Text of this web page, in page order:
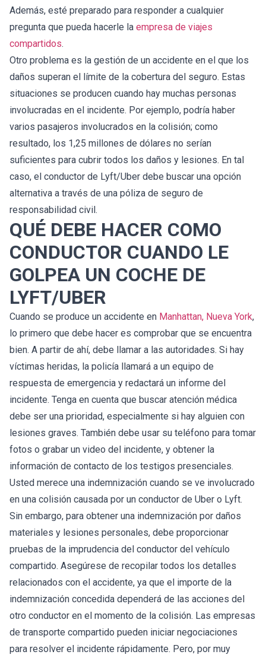
Además, esté preparado para responder a cualquier
pregunta que pueda hacerle la empresa de viajes
compartidos.
Otro problema es la gestión de un accidente en el que los
daños superan el límite de la cobertura del seguro. Estas
situaciones se producen cuando hay muchas personas
involucradas en el incidente. Por ejemplo, podría haber
varios pasajeros involucrados en la colisión; como
resultado, los 1,25 millones de dólares no serían
suficientes para cubrir todos los daños y lesiones. En tal
caso, el conductor de Lyft/Uber debe buscar una opción
alternativa a través de una póliza de seguro de
responsabilidad civil.
QUÉ DEBE HACER COMO
CONDUCTOR CUANDO LE
GOLPEA UN COCHE DE
LYFT/UBER
Cuando se produce un accidente en Manhattan, Nueva York,
lo primero que debe hacer es comprobar que se encuentra
bien. A partir de ahí, debe llamar a las autoridades. Si hay
víctimas heridas, la policía llamará a un equipo de
respuesta de emergencia y redactará un informe del
incidente. Tenga en cuenta que buscar atención médica
debe ser una prioridad, especialmente si hay alguien con
lesiones graves. También debe usar su teléfono para tomar
fotos o grabar un video del incidente, y obtener la
información de contacto de los testigos presenciales.
Usted merece una indemnización cuando se ve involucrado
en una colisión causada por un conductor de Uber o Lyft.
Sin embargo, para obtener una indemnización por daños
materiales y lesiones personales, debe proporcionar
pruebas de la imprudencia del conductor del vehículo
compartido. Asegúrese de recopilar todos los detalles
relacionados con el accidente, ya que el importe de la
indemnización concedida dependerá de las acciones del
otro conductor en el momento de la colisión. Las empresas
de transporte compartido pueden iniciar negociaciones
para resolver el incidente rápidamente. Pero, por muy